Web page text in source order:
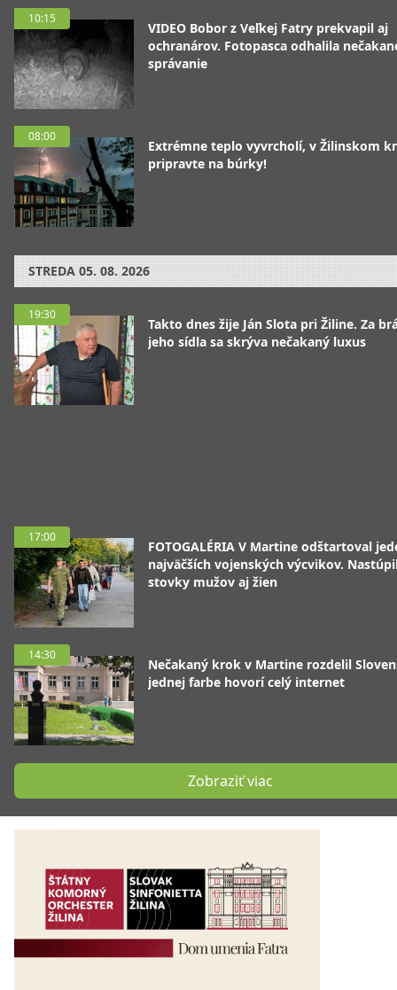
10:15
VIDEO Bobor z Veľkej Fatry prekvapil aj
ochranárov. Fotopasca odhalila
správanie
08:00
Extrémne teplo vyvrcholí, v Žilinskom
pripravte na búrky!
STREDA 05. 08. 2026
19:30
Takto dnes žije Ján Slota pri Žiline. Za
jeho sídla sa skrýva nečakaný luxus
17:00
FOTOGALÉRIA V Martine odštartoval
najväčších vojenských výcvikov.
stovky mužov aj žien
14:30
Nečakaný krok v Martine rozdelil
jednej farbe hovorí celý internet
Zobraziť viac